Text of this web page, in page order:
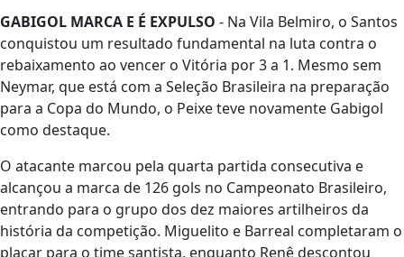
GABIGOL MARCA E É EXPULSO - Na Vila Belmiro, o Santos
conquistou um resultado fundamental na luta contra o
rebaixamento ao vencer o Vitória por 3 a 1. Mesmo sem
Neymar, que está com a Seleção Brasileira na preparação
para a Copa do Mundo, o Peixe teve novamente Gabigol
como destaque.
O atacante marcou pela quarta partida consecutiva e
alcançou a marca de 126 gols no Campeonato Brasileiro,
entrando para o grupo dos dez maiores artilheiros da
história da competição. Miguelito e Barreal completaram o
placar para o time santista, enquanto Renê descontou